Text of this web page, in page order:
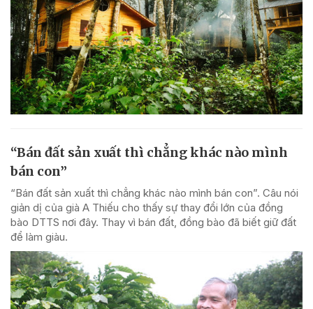
“Bán đất sản xuất thì chẳng khác nào mình
bán con”
“Bán đất sản xuất thì chẳng khác nào mình bán con”. Câu nói
giản dị của già A Thiếu cho thấy sự thay đổi lớn của đồng
bào DTTS nơi đây. Thay vì bán đất, đồng bào đã biết giữ đất
để làm giàu.